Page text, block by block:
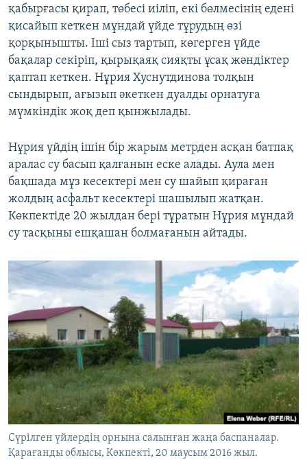
қабырғасы қирап, төбесі иіліп, екі бөлмесінің едені
қисайып кеткен мұндай үйде тұрудың өзі
қорқынышты. Іші сыз тартып, көгерген үйде
бақалар секіріп, қырықаяқ сияқты ұсақ жәндіктер
қаптап кеткен. Нұрия Хуснутдинова толқын
сындырып, ағызып әкеткен дуалды орнатуға
мүмкіндік жоқ деп қынжылады.
Нұрия үйдің ішін бір жарым метрден асқан батпақ
аралас су басып қалғанын еске алады. Аула мен
бақшада мұз кесектері мен су шайып қираған
жолдың асфальт кесектері шашылып жатқан.
Көкпектіде 20 жылдан бері тұратын Нұрия мұндай
су тасқыны ешқашан болмағанын айтады.
Cүрілген үйлердің орнына салынған жаңа баспаналар.
Қарағанды облысы, Көкпекті, 20 маусым 2016 жыл.